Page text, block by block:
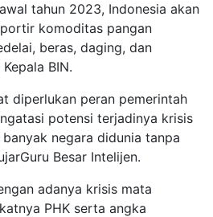
tahun 2023, Indonesia akan
komoditas pangan
beras, daging, dan
BIN.
diperlukan peran pemerintah
potensi terjadinya krisis
negara didunia tanpa
Besar Intelijen.
adanya krisis mata
PHK serta angka